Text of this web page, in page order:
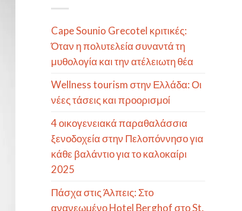
Cape Sounio Grecotel κριτικές:
Όταν η πολυτελεία συναντά τη
μυθολογία και την ατέλειωτη θέα
Wellness tourism στην Ελλάδα: Οι
νέες τάσεις και προορισμοί
4 οικογενειακά παραθαλάσσια
ξενοδοχεία στην Πελοπόννησο για
κάθε βαλάντιο για το καλοκαίρι
2025
Πάσχα στις Άλπεις: Στο
ανανεωμένο Hotel Berghof στο St.